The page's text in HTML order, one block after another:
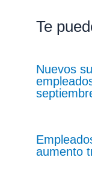
Te
Nuevos
aumento